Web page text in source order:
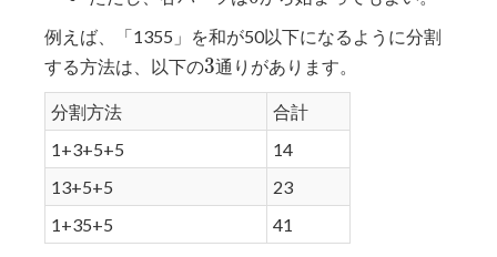
例えば、「1355」を和が50以下になるように分割
する方法は、以下の3
3通りがあります。
分割方法
合計
1+3+5+5
14
13+5+5
23
1+35+5
41